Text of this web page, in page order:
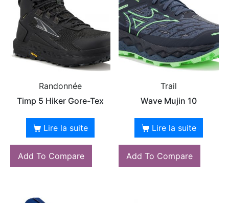
Randonnée
Timp 5 Hiker Gore-Tex
Lire la suite
Add To Compare
Trail
Wave Mujin 10
Lire la suite
Add To Compare